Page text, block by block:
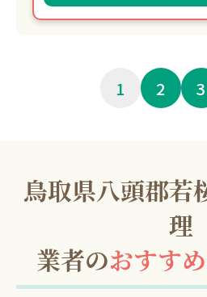
1 2 3
鳥取県八頭郡若
理
業者のおすす